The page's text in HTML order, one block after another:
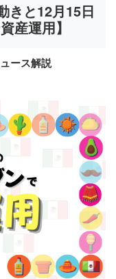
きと12月15日
産運用】
ース解説